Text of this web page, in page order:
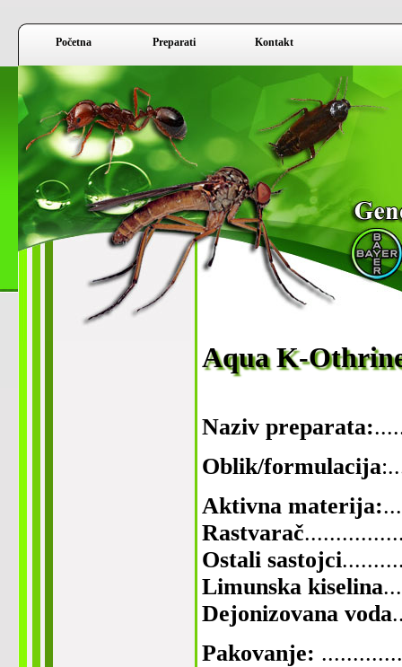
Početna Preparati Kontakt
Aqua K-
Naziv preparata:
Oblik/formulacija
Aktivna materija:
Rastvarač
Ostali sastojci
Limunska kiselina
Dejonizovana voda
Pakovanje: